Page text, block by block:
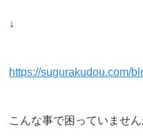
↓
https://sugurakudou.com/
こんな事で困っていません